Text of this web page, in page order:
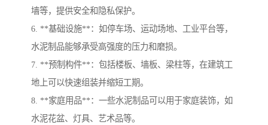
墙等，提供安全和隐私保护。
6. **基础设施**：如停车场、运动场地、工业平台等，
水泥制品能够承受高强度的压力和磨损。
7. **预制构件**：包括楼板、墙板、梁柱等，在建筑工
地上可以快速组装并缩短工期。
8. **家庭用品**：一些水泥制品可以用于家庭装饰，如
水泥花盆、灯具、艺术品等。